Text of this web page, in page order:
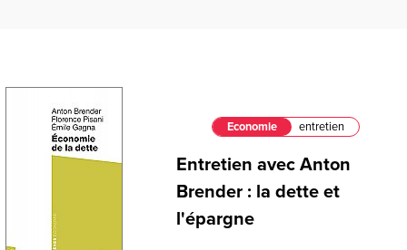
Economie entretien
Entretien avec Anton
Brender : la dette et
l'épargne